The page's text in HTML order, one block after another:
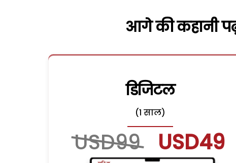
आगे की कहानी
डिजिटल
(1 साल)
USD99 USD49